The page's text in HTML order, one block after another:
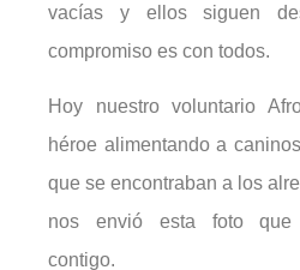
vacías y ellos siguen
compromiso es con todos.
Hoy nuestro voluntario
héroe alimentando a
que se encontraban a los
nos envió esta foto que
contigo.